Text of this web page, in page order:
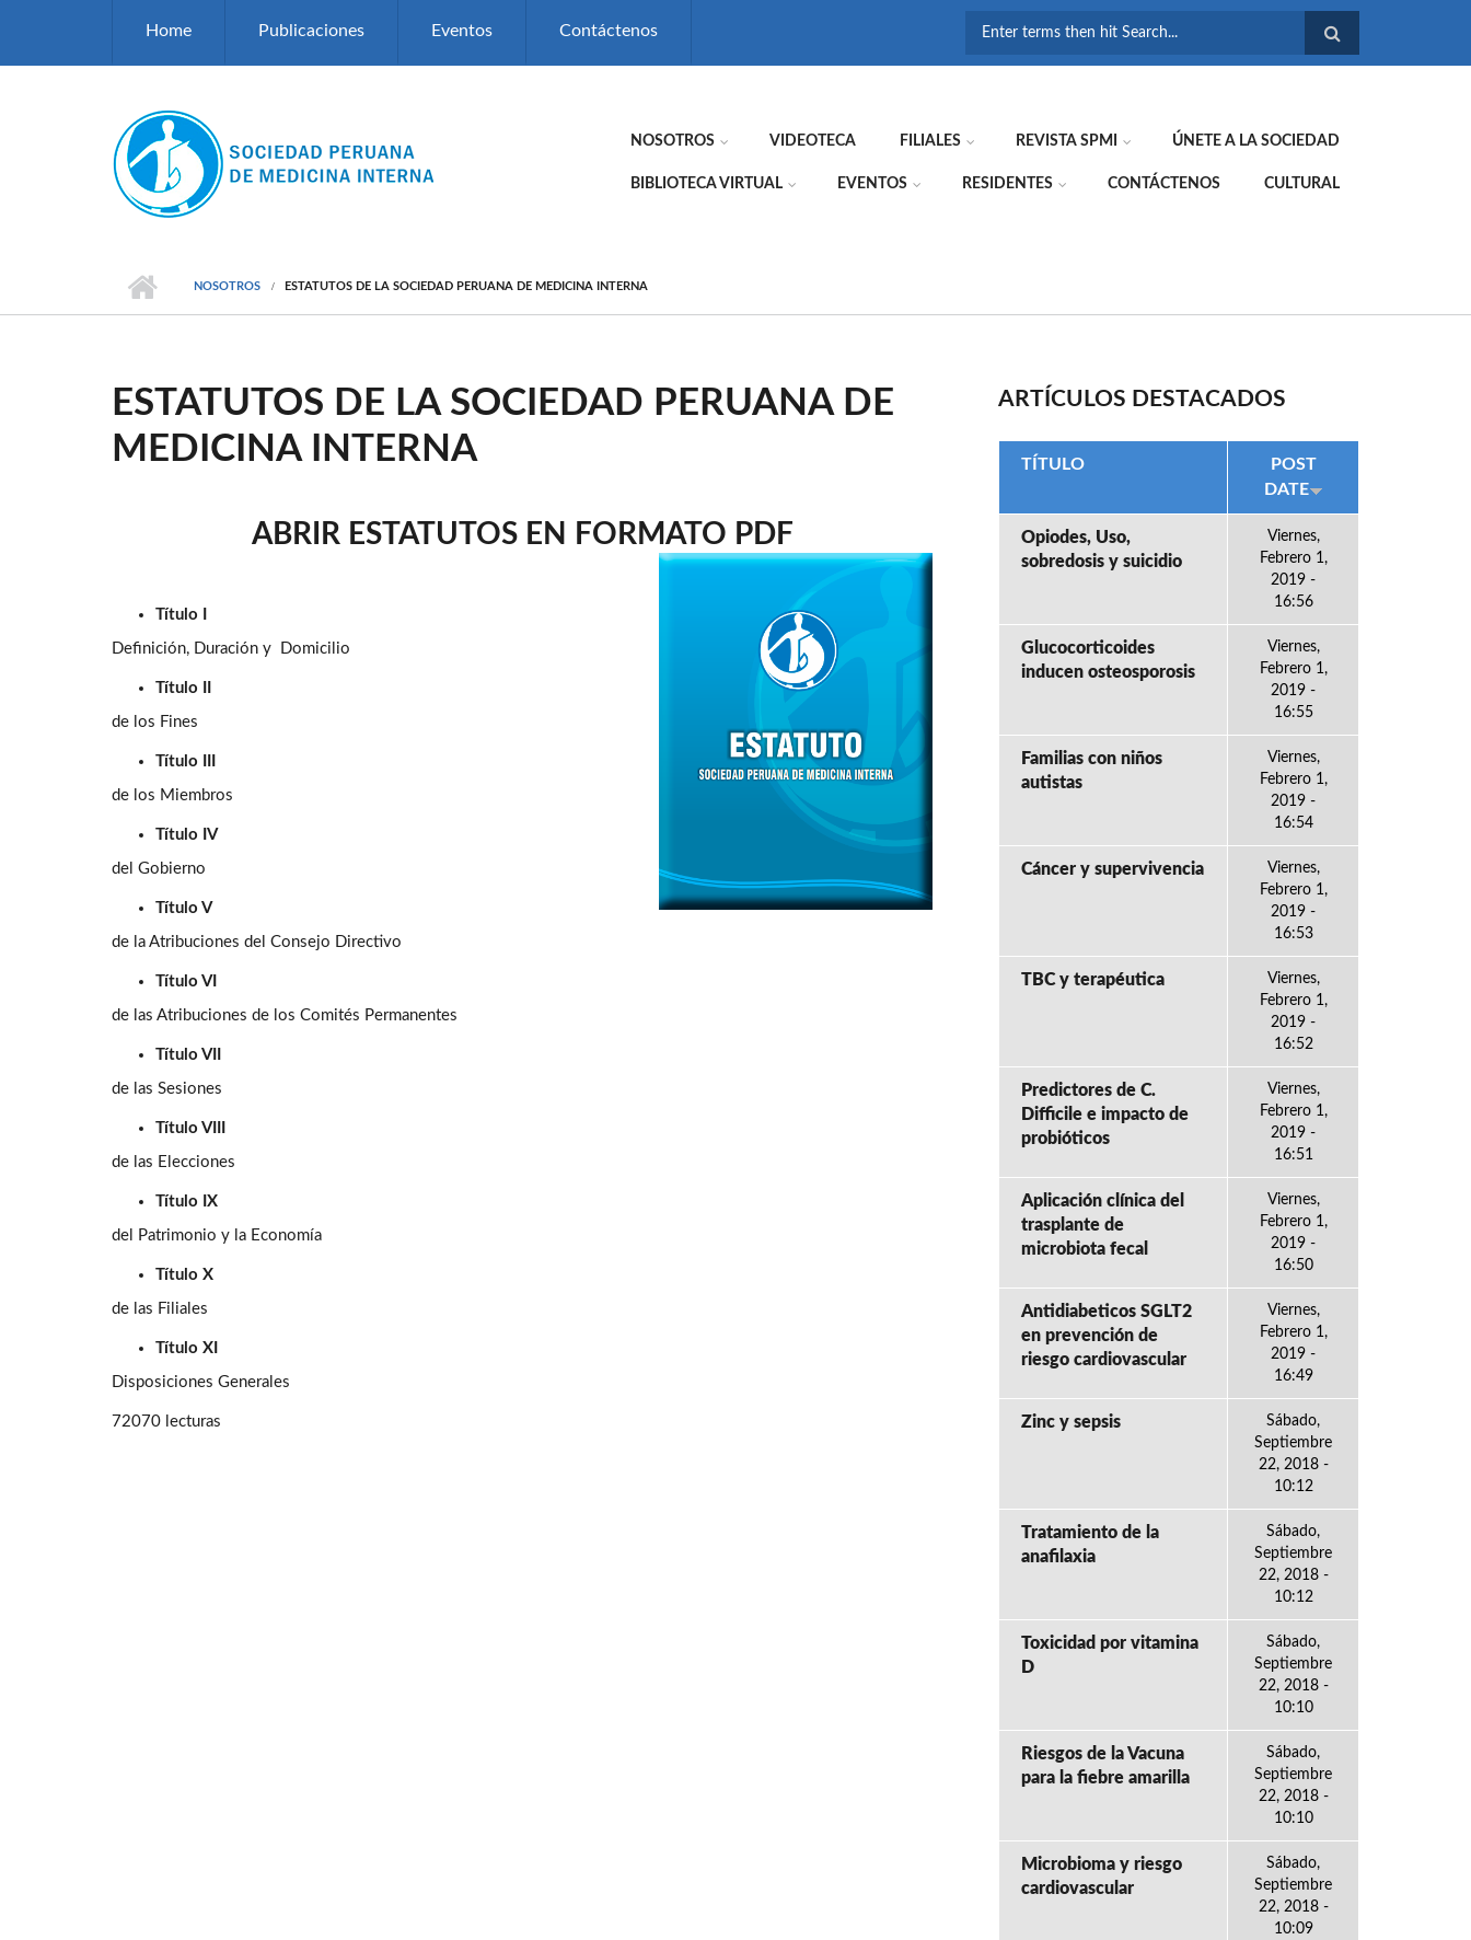
Home Publicaciones Eventos Contáctenos
NOSOTROS VIDEOTECA FILIALES REVISTA SPMI ÚNETE A LA SOCIEDAD
BIBLIOTECA VIRTUAL EVENTOS RESIDENTES CONTÁCTENOS CULTURAL
NOSOTROS ESTATUTOS DE LA SOCIEDAD PERUANA DE MEDICINA INTERNA
ESTATUTOS DE LA SOCIEDAD PERUANA DE
MEDICINA INTERNA
ABRIR ESTATUTOS EN FORMATO PDF
Título I
Definición, Duración y Domicilio
Título II
de los Fines
Título III
de los Miembros
Título IV
del Gobierno
Título V
de la Atribuciones del Consejo Directivo
Título VI
de las Atribuciones de los Comités Permanentes
Título VII
de las Sesiones
Título VIII
de las Elecciones
Título IX
del Patrimonio y la Economía
Título X
de las Filiales
Título XI
Disposiciones Generales
72070 lecturas
ARTÍCULOS DESTACADOS
TÍTULO
POST
DATE
Opiodes, Uso,
sobredosis y suicidio
Viernes,
Febrero 1,
2019 -
16:56
Glucocorticoides
inducen osteosporosis
Viernes,
Febrero 1,
2019 -
16:55
Familias con niños
autistas
Viernes,
Febrero 1,
2019 -
16:54
Cáncer y supervivencia
Viernes,
Febrero 1,
2019 -
16:53
TBC y terapéutica
Viernes,
Febrero 1,
2019 -
16:52
Predictores de C.
Difficile e impacto de
probióticos
Viernes,
Febrero 1,
2019 -
16:51
Aplicación clínica del
trasplante de
microbiota fecal
Viernes,
Febrero 1,
2019 -
16:50
Antidiabeticos SGLT2
en prevención de
riesgo cardiovascular
Viernes,
Febrero 1,
2019 -
16:49
Zinc y sepsis
Sábado,
Septiembre
22, 2018 -
10:12
Tratamiento de la
anafilaxia
Sábado,
Septiembre
22, 2018 -
10:12
Toxicidad por vitamina
D
Sábado,
Septiembre
22, 2018 -
10:10
Riesgos de la Vacuna
para la fiebre amarilla
Sábado,
Septiembre
22, 2018 -
10:10
Microbioma y riesgo
cardiovascular
Sábado,
Septiembre
22, 2018 -
10:09